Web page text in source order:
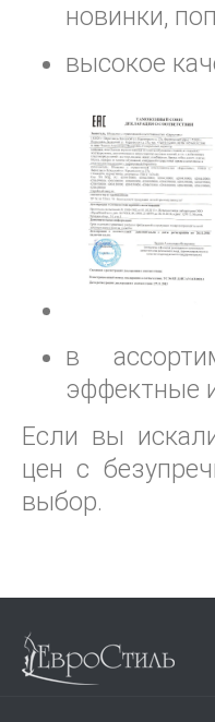
новинки,
высокое
в
эффектные
Если вы
цен с
выбор.